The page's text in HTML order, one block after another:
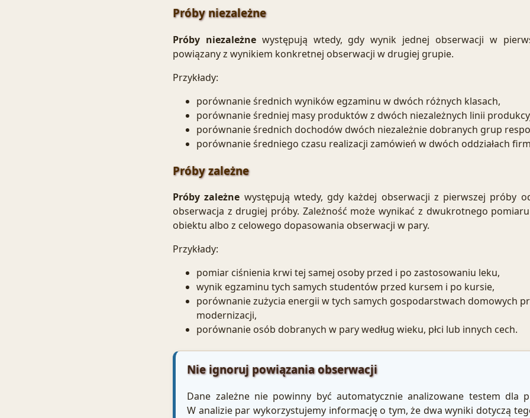
Próby niezależne
Próby niezależnewystępują wtedy, gdy wynik jednej obserwacji w
powiązany z wynikiem konkretnej obserwacji w drugiej grupie.
Przykłady:
porównanie średnich wyników egzaminu w dwóch różnych klasach,
porównanie średniej masy produktów z dwóch niezależnych linii
porównanie średnich dochodów dwóch niezależnie dobranych grup
porównanie średniego czasu realizacji zamówień w dwóch oddziałach
Próby zależne
Próby zależne występują wtedy, gdy każdej obserwacji z pierwszej próby
obserwacja z drugiej próby. Zależność może wynikać z dwukrotnego
obiektu albo z celowego dopasowania obserwacji w pary.
Przykłady:
pomiar ciśnienia krwi tej samej osoby przed i po zastosowaniu leku,
wynik egzaminu tych samych studentów przed kursem i po kursie,
porównanie zużycia energii w tych samych gospodarstwach domowych
modernizacji,
porównanie osób dobranych w pary według wieku, płci lub innych cech.
Nie ignoruj powiązania obserwacji
Dane zależne nie powinny być automatycznie analizowane testem dla
W analizie par wykorzystujemy informację o tym, że dwa wyniki dotyczą